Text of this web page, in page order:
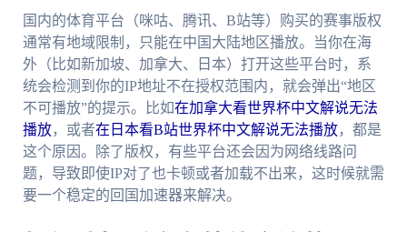
国内的体育平台（咪咕、腾讯、B站等）购买的赛事版权
通常有地域限制，只能在中国大陆地区播放。当你在海
外（比如新加坡、加拿大、日本）打开这些平台时，系
统会检测到你的IP地址不在授权范围内，就会弹出“地区
不可播放”的提示。比如在加拿大看世界杯中文解说无法
播放，或者在日本看B站世界杯中文解说无法播放，都是
这个原因。除了版权，有些平台还会因为网络线路问
题，导致即使IP对了也卡顿或者加载不出来，这时候就需
要一个稳定的回国加速器来解决。